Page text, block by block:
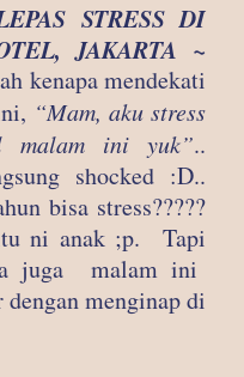
STRESS DI
JAKARTA ~
kenapa mendekati
“Mam, aku stress
malam ini yuk”..
shocked :D..
bisa stress?????
ni anak ;p. Tapi
juga malam ini
menginap di